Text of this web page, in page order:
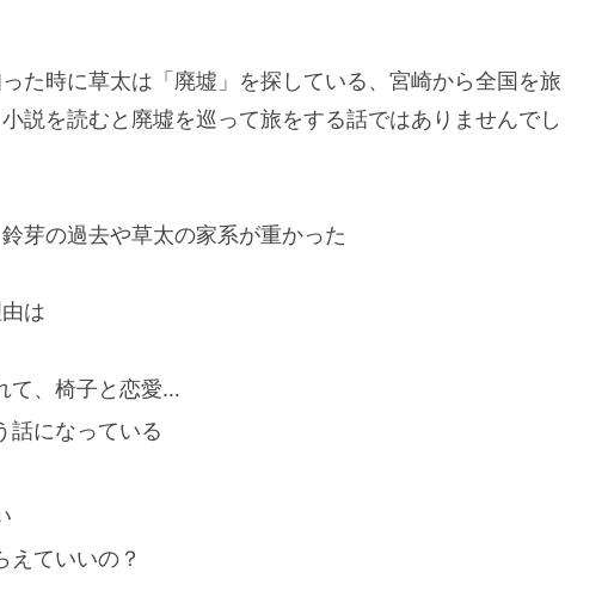
た時に草太は「廃墟」を探している、宮崎から全国を旅
説を読むと廃墟を巡って旅をする話ではありませんでし
芽の過去や草太の家系が重かった
は
て、椅子と恋愛…
話になっている
えていいの？